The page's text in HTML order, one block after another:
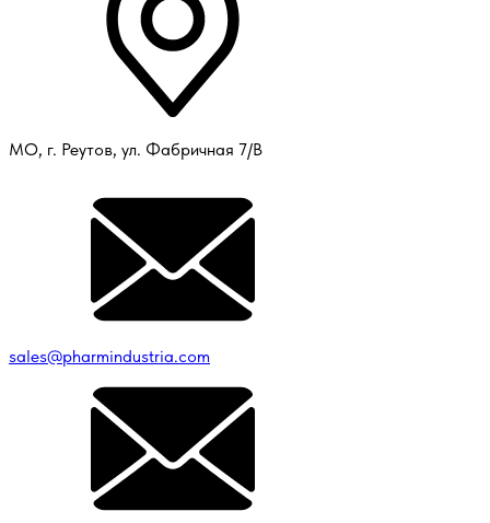
МО, г. Реутов, ул. Фабричная 7/В
sales@pharmindustria.com